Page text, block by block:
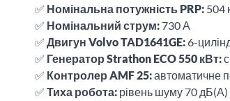
✅ Номінальна потужність PRP: 504
✅ Номінальний струм: 730 А
✅ Двигун Volvo TAD1641GE: 6-
✅ Генератор Strathon ECO 550 кВт:
✅ Контролер AMF 25:автоматичне
✅ Тиха робота: рівень шуму 70 дБ(А)